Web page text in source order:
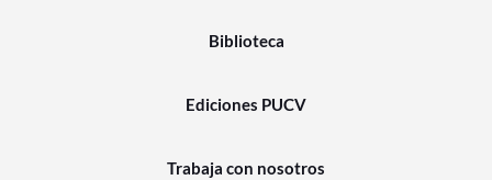
Biblioteca
Ediciones PUCV
Trabaja con nosotros